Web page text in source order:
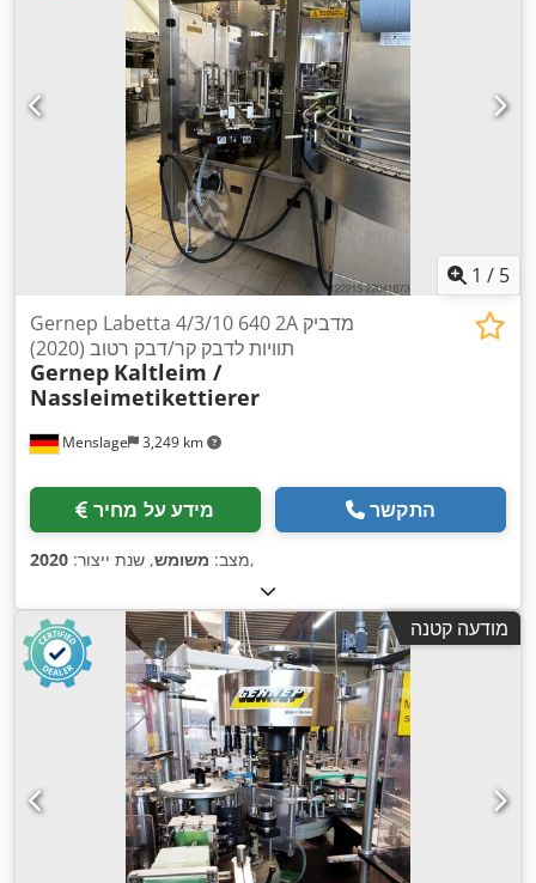
1 / 5
Menslage 3,249 km
Gernep Labetta 4/3/10 640 2A מדביק
תוויות לדבק קר/דבק רטוב (2020)
Gernep Kaltleim /
Nassleimetikettierer
מידע על מחיר התקשר
מצב: משומש, שנת ייצור: 2020 ,
מודעה קטנה